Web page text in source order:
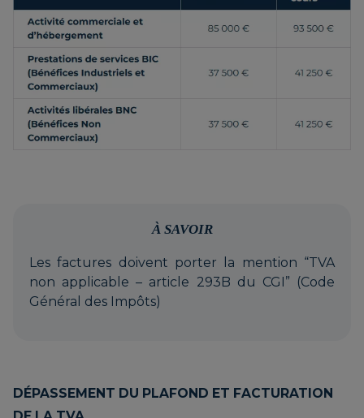
À SAVOIR
Les factures doivent porter la mention “TVA
non applicable – article 293B du CGI” (Code
Général des Impôts)
DÉPASSEMENT DU PLAFOND ET FACTURATION